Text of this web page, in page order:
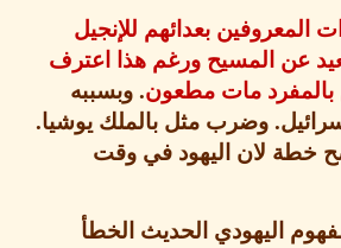
بعدائهم للإنجيل
ورغم هذا اعترف
مات مطعون.وبسببه
وضرب مثل بالملك يوشيا.
اليهود في وقت
الحديث الخطأ